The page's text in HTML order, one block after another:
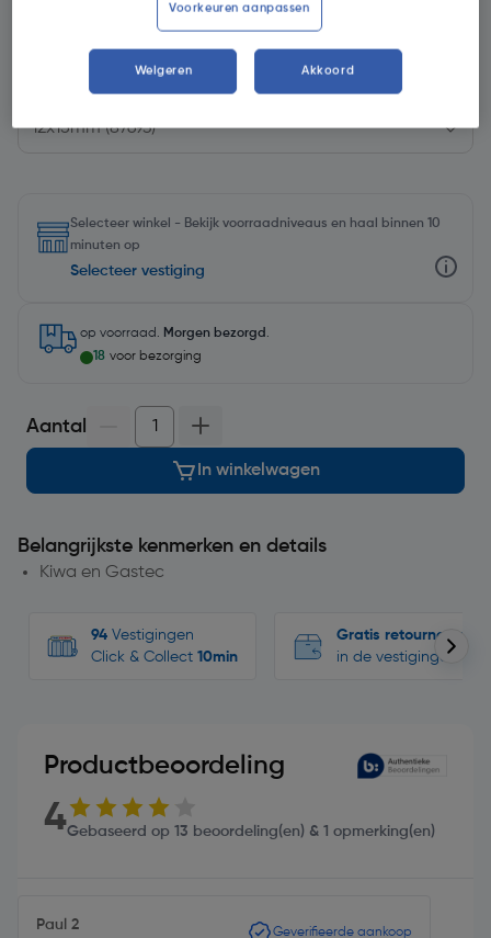
| Excl. btw € 2,44
Kies productvariant(2)
Selecteer winkel - Bekijk voorraadniveaus en haal binnen 10
minuten op
Selecteer vestiging
op voorraad. Morgen bezorgd .
18 voor bezorging
Aantal
In winkelwagen
Belangrijkste kenmerken en details
Kiwa en Gastec
94 Vestigingen
Click & Collect 10min
Gratis retourneren
in de vestigingen
Productbeoordeling
4Gebaseerd op 13 beoordeling(en) & 1 opmerking(en)
Paul 2 Geverifieerde aankoop
Voorkeuren aanpassen
Weigeren Akkoord